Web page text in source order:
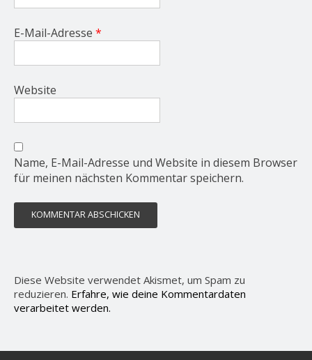
E-Mail-Adresse *
Website
Name, E-Mail-Adresse und Website in diesem Browser
für meinen nächsten Kommentar speichern.
Diese Website verwendet Akismet, um Spam zu
reduzieren. Erfahre, wie deine Kommentardaten
verarbeitet werden.